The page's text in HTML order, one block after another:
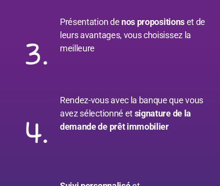
Présentation de nos propositionset de
leurs avantages, vous choisissez la
meilleure
Rendez-vous avec la banque que vous
avez sélectionné etsignature de la
demande de prêt immobilier